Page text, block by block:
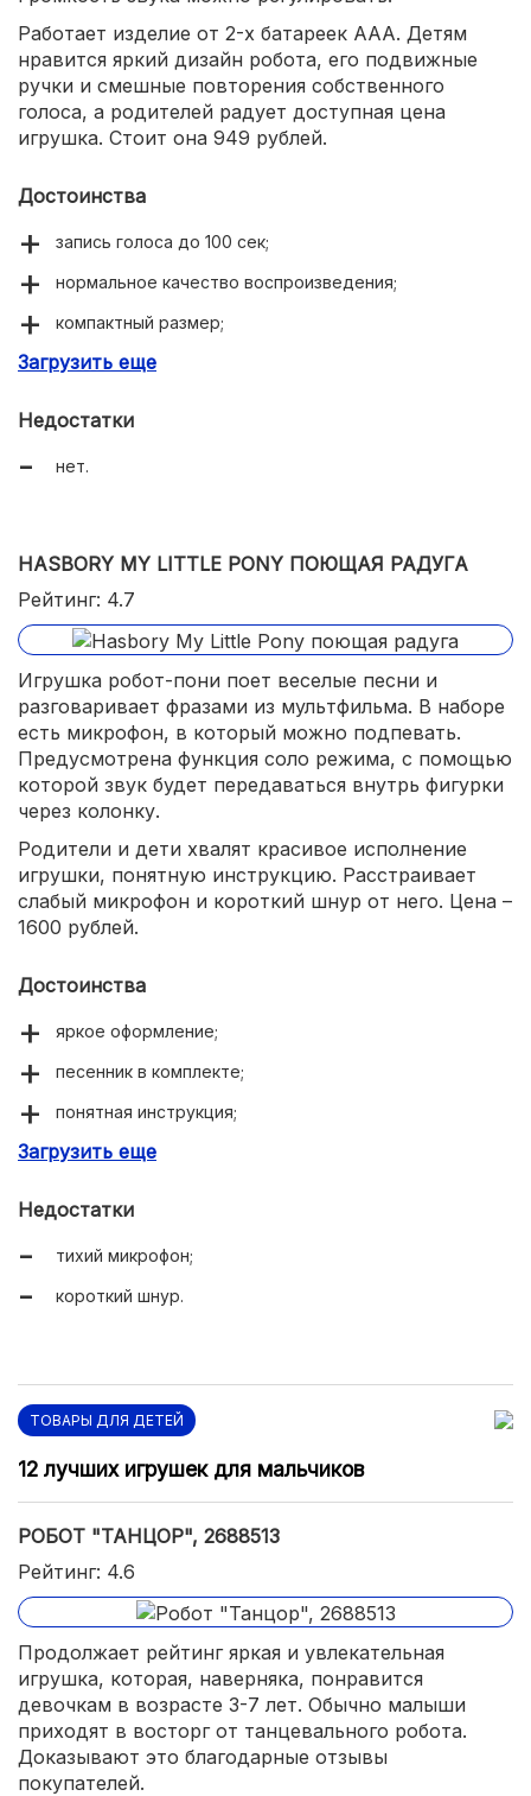
Работает изделие от 2-х батареек ААА. Детям
нравится яркий дизайн робота, его подвижные
ручки и смешные повторения собственного
голоса, а родителей радует доступная цена
игрушка. Стоит она 949 рублей.
Достоинства
запись голоса до 100 сек;
нормальное качество воспроизведения;
компактный размер;
яркий внешний вид;
Загрузить еще
Недостатки
нет.
HASBORY MY LITTLE PONY ПОЮЩАЯ РАДУГА
Рейтинг: 4.7
Игрушка робот-пони поет веселые песни и
разговаривает фразами из мультфильма. В наборе
есть микрофон, в который можно подпевать.
Предусмотрена функция соло режима, с помощью
которой звук будет передаваться внутрь фигурки
через колонку.
Родители и дети хвалят красивое исполнение
игрушки, понятную инструкцию. Расстраивает
слабый микрофон и короткий шнур от него. Цена –
1600 рублей.
Достоинства
яркое оформление;
песенник в комплекте;
понятная инструкция;
большой размер.
Загрузить еще
Недостатки
тихий микрофон;
короткий шнур.
ТОВАРЫ ДЛЯ ДЕТЕЙ
12 лучших игрушек для мальчиков
РОБОТ "ТАНЦОР", 2688513
Рейтинг: 4.6
Продолжает рейтинг яркая и увлекательная
игрушка, которая, наверняка, понравится
девочкам в возрасте 3-7 лет. Обычно малыши
приходят в восторг от танцевального робота.
Доказывают это благодарные отзывы
покупателей.